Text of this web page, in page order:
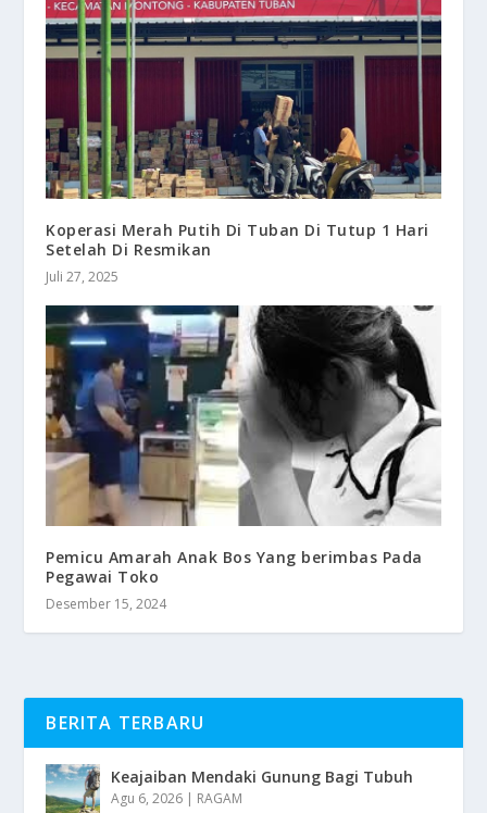
Koperasi Merah Putih Di Tuban Di Tutup 1 Hari
Setelah Di Resmikan
Juli 27, 2025
Pemicu Amarah Anak Bos Yang berimbas Pada
Pegawai Toko
Desember 15, 2024
BERITA TERBARU
Keajaiban Mendaki Gunung Bagi Tubuh
Agu 6, 2026 | RAGAM